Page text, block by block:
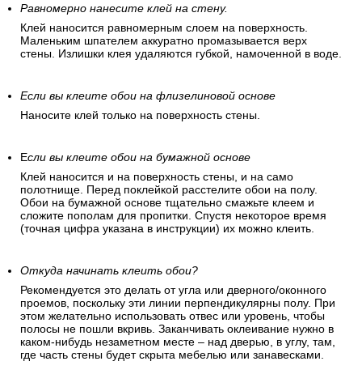
Равномерно нанесите клей на стену.
Клей наносится равномерным слоем на поверхность.
Маленьким шпателем аккуратно промазывается верх
стены. Излишки клея удаляются губкой, намоченной в воде.
Если вы клеите обои на флизелиновой основе
Наносите клей только на поверхность стены.
Если вы клеите обои на бумажной основе
Клей наносится и на поверхность стены, и на само
полотнище. Перед поклейкой расстелите обои на полу.
Обои на бумажной основе тщательно смажьте клеем и
сложите пополам для пропитки. Спустя некоторое время
(точная цифра указана в инструкции) их можно клеить.
Откуда начинать клеить обои?
Рекомендуется это делать от угла или дверного/оконного
проемов, поскольку эти линии перпендикулярны полу. При
этом желательно использовать отвес или уровень, чтобы
полосы не пошли вкривь. Заканчивать оклеивание нужно в
каком-нибудь незаметном месте – над дверью, в углу, там,
где часть стены будет скрыта мебелью или занавесками.